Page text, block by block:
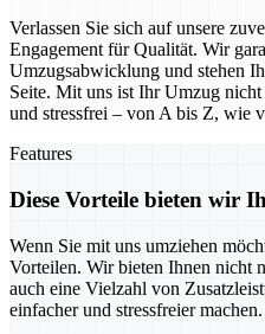
Verlassen Sie sich auf unsere
Engagement für Qualität. Wir
Umzugsabwicklung und stehen
Seite. Mit uns ist Ihr Umzug
und stressfrei – von A bis Z, wie
Features
Diese Vorteile bieten wir
Wenn Sie mit uns umziehen
Vorteilen. Wir bieten Ihnen nicht
auch eine Vielzahl von
einfacher und stressfreier machen.